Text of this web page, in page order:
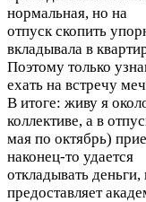
нормальная, но на
отпуск скопить
вкладывала в
Поэтому только
ехать на встречу
В итоге: живу я
коллективе, а в
мая по октябрь)
наконец-то удается
откладывать
предоставляет